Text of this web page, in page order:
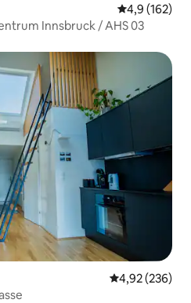
4,9 (162)
Innsbruck / AHS 03
4,92 (236)